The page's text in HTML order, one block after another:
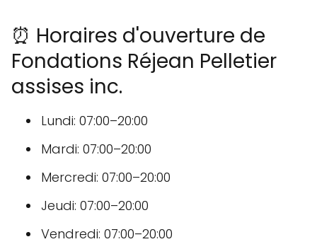
⏰ Horaires d'ouverture de
Fondations Réjean Pelletier
assises inc.
Lundi: 07:00–20:00
Mardi: 07:00–20:00
Mercredi: 07:00–20:00
Jeudi: 07:00–20:00
Vendredi: 07:00–20:00